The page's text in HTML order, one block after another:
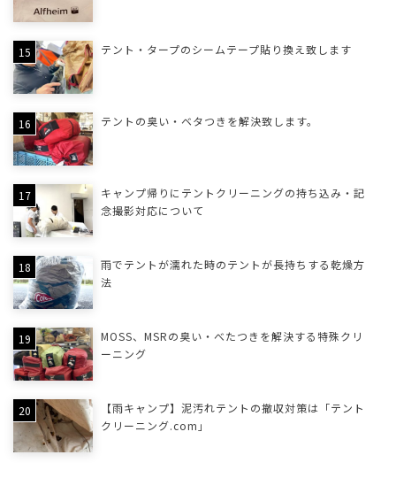
テント・タープのシームテープ貼り換え致します
テントの臭い・ベタつきを解決致します。
キャンプ帰りにテントクリーニングの持ち込み・記
念撮影対応について
雨でテントが濡れた時のテントが長持ちする乾燥方
法
MOSS、MSRの臭い・べたつきを解決する特殊クリ
ーニング
【雨キャンプ】泥汚れテントの撤収対策は「テント
クリーニング.com」